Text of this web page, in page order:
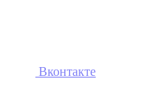
Вконтакте